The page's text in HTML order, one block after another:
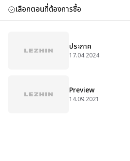
เลือกตอนที่ต้องการซื้อ
ประกาศ
17.04.2024
Preview
14.09.2021